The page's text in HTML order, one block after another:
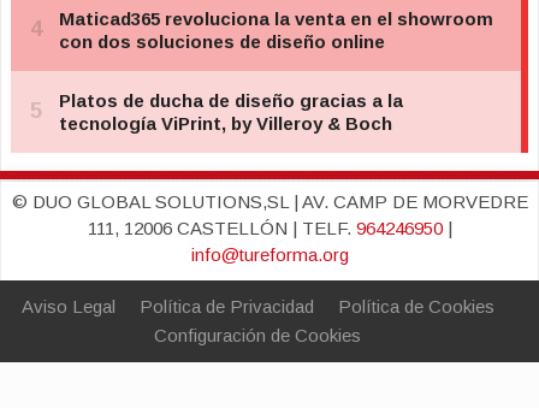
© DUO GLOBAL SOLUTIONS,SL | AV. CAMP DE MORVEDRE
111, 12006 CASTELLÓN | TELF. 964246950|
info@tureforma.org
Aviso Legal Política de Privacidad
Política de Cookies
Configuración de Cookies